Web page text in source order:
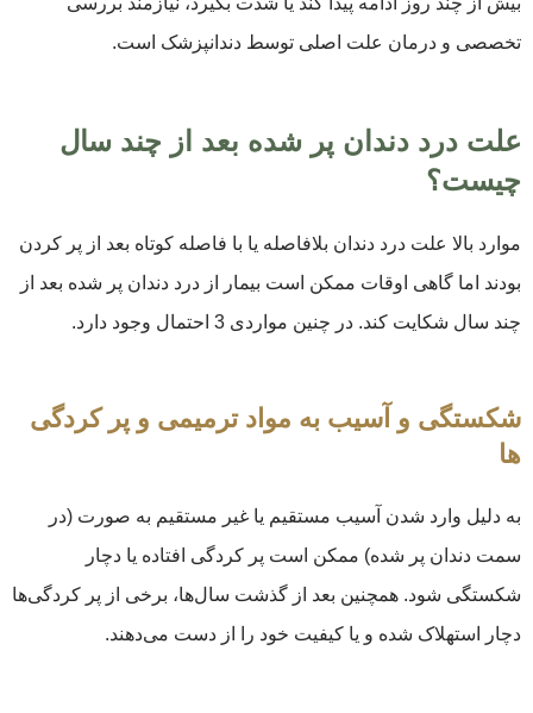
تخصصی و درمان علت اصلی توسط دندانپزشک است.
علت درد دندان پر شده بعد از چند سال
چیست؟
موارد بالا علت درد دندان بلافاصله یا با فاصله کوتاه بعد از پر کردن
بودند اما گاهی اوقات ممکن است بیمار از درد دندان پر شده بعد از
چند سال شکایت کند. در چنین مواردی 3 احتمال وجود دارد.
شکستگی و آسیب به مواد ترمیمی و پر کردگی
ها
به دلیل وارد شدن آسیب مستقیم یا غیر مستقیم به صورت (در
سمت دندان پر شده) ممکن است پر کردگی افتاده یا دچار
شکستگی شود. همچنین بعد از گذشت سال‌ها، برخی از پر کردگی‌ها
دچار استهلاک شده و یا کیفیت خود را از دست می‌دهند.